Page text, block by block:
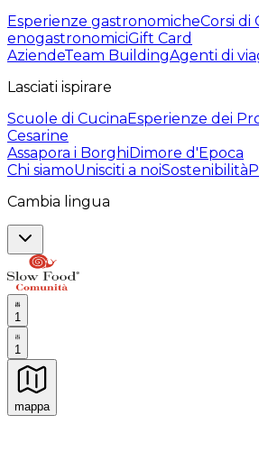
Esperienze gastronomicheCorsi di
enogastronomiciGift Card
AziendeTeam BuildingAgenti di
Lasciati ispirare
Scuole di CucinaEsperienze dei
Cesarine
Assapora i BorghiDimore d'Epoca
Chi siamoUnisciti a noiSostenibilità
Cambia lingua
1
1
mappa
Esperienze culinarie